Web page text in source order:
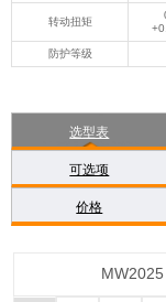
转动扭矩
防护等级
选型表
可选项
价格